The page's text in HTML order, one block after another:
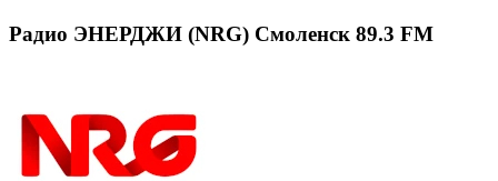
Радио ЭНЕРДЖИ (NRG) Смоленск 89.3 FM